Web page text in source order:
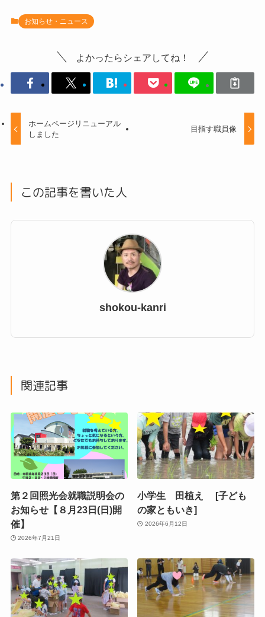
お知らせ・ニュース
よかったらシェアしてね！
ホームページリニューアル
しました
目指す職員像
この記事を書いた人
shokou-kanri
関連記事
第２回照光会就職説明会の
お知らせ【８月23日(日)開
催】
2026年7月21日
小学生 田植え [子ども
の家ともいき]
2026年6月12日